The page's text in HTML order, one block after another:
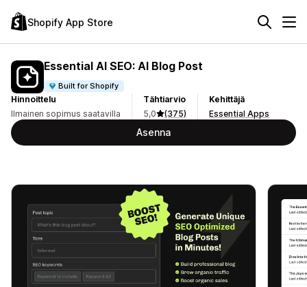
Shopify App Store
Essential AI SEO: AI Blog Post
Built for Shopify
Hinnoittelu
Ilmainen sopimus saatavilla
Tähtiarvio
5,0
(375)
Kehittäjä
Essential Apps
Asenna